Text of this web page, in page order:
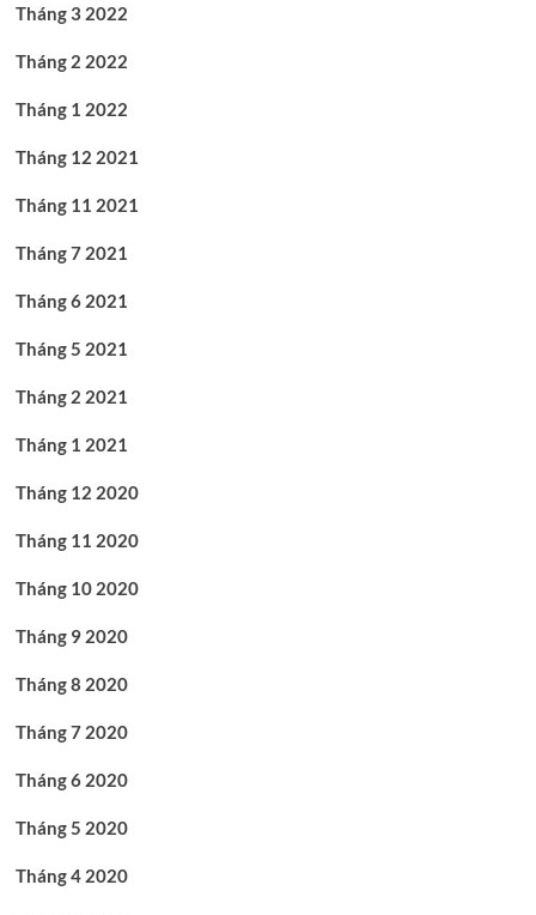
Tháng 3 2022
Tháng 2 2022
Tháng 1 2022
Tháng 12 2021
Tháng 11 2021
Tháng 7 2021
Tháng 6 2021
Tháng 5 2021
Tháng 2 2021
Tháng 1 2021
Tháng 12 2020
Tháng 11 2020
Tháng 10 2020
Tháng 9 2020
Tháng 8 2020
Tháng 7 2020
Tháng 6 2020
Tháng 5 2020
Tháng 4 2020